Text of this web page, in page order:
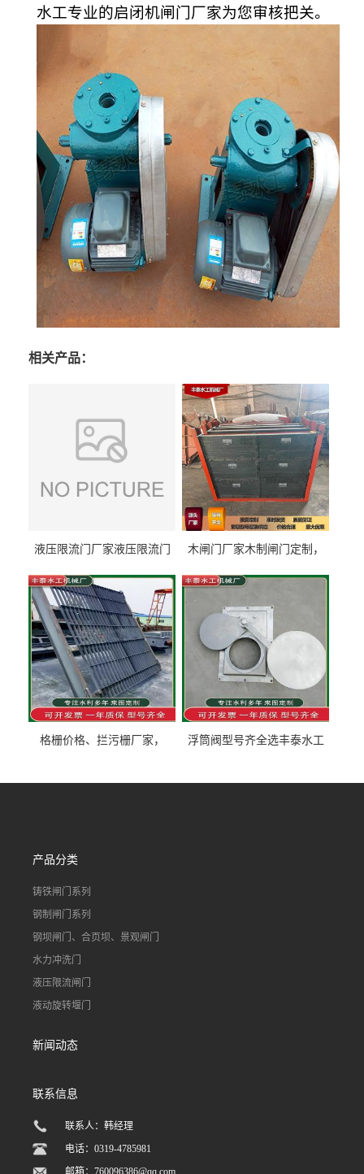
水工专业的启闭机闸门厂家为您审核把关。
相关产品：
液压限流门厂家液压限流门
泰制造
木闸门厂家木制闸门定制，
型号齐全
格栅价格、拦污栅厂家，
浮筒阀型号齐全选丰泰水工
道水库电站污水处理钢制闸
产品分类
铸铁闸门系列
钢制闸门系列
钢坝闸门、合页坝、景观闸门
水力冲洗门
液压限流闸门
液动旋转堰门
新闻动态
联系信息
联系人：韩经理
电话：0319-4785981